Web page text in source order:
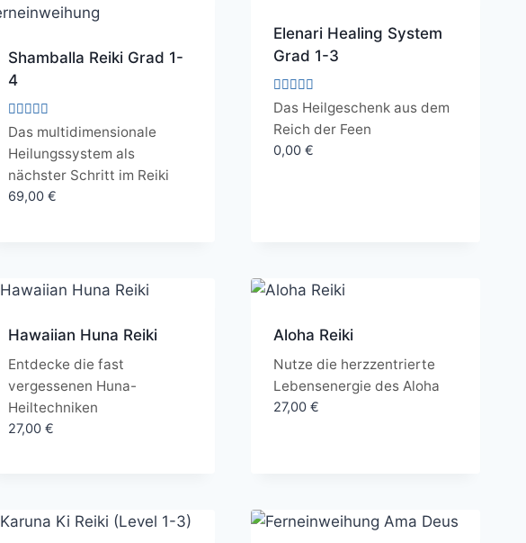
Shamballa Reiki Grad 1-
4
Bewertet
mit
4.00
von 5
Das multidimensionale
Heilungssystem als
nächster Schritt im Reiki
69,00 €
Elenari Healing System
Grad 1-3
Bewertet
mit
4.95
von 5
Das Heilgeschenk aus dem
Reich der Feen
0,00 €
Hawaiian Huna Reiki
Entdecke die fast
vergessenen Huna-
Heiltechniken
27,00 €
Aloha Reiki
Nutze die herzzentrierte
Lebensenergie des Aloha
27,00 €